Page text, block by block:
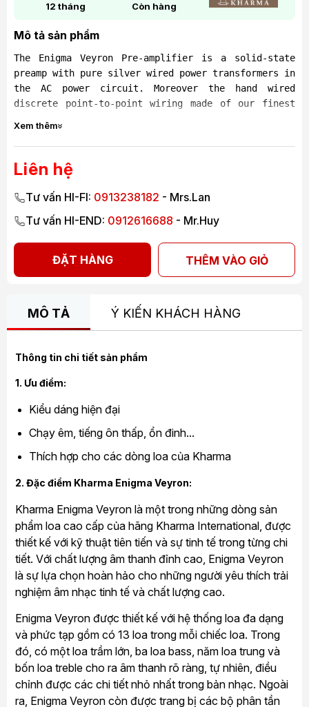
12 tháng
Còn hàng
Mô tả sản phẩm
The Enigma Veyron Pre-amplifier is a solid-state
preamp with pure silver wired power transformers in
the AC power circuit. Moreover the hand wired
discrete point-to-point wiring made of our finest
Xem thêm
Liên hệ
Tư vấn HI-FI: 0913238182 - Mrs.Lan
Tư vấn HI-END: 0912616688 - Mr.Huy
ĐẶT HÀNG THÊM VÀO GIỎ
MÔ TẢ Ý KIẾN KHÁCH HÀNG
Thông tin chi tiết sản phẩm
1. Ưu điểm:
Kiểu dáng hiện đại
Chạy êm, tiếng ôn thấp, ổn đinh...
Thích hợp cho các dòng loa của Kharma
2. Đặc điểm Kharma Enigma Veyron:
Kharma Enigma Veyron là một trong những dòng sản
phẩm loa cao cấp của hãng Kharma International, được
thiết kế với kỹ thuật tiên tiến và sự tinh tế trong từng chi
tiết. Với chất lượng âm thanh đỉnh cao, Enigma Veyron
là sự lựa chọn hoàn hảo cho những người yêu thích trải
nghiệm âm nhạc tinh tế và chất lượng cao.
Enigma Veyron được thiết kế với hệ thống loa đa dạng
và phức tạp gồm có 13 loa trong mỗi chiếc loa. Trong
đó, có một loa trầm lớn, ba loa bass, năm loa trung và
bốn loa treble cho ra âm thanh rõ ràng, tự nhiên, điều
chỉnh được các chi tiết nhỏ nhất trong bản nhạc. Ngoài
ra, Enigma Veyron còn được trang bị các bộ phân tần